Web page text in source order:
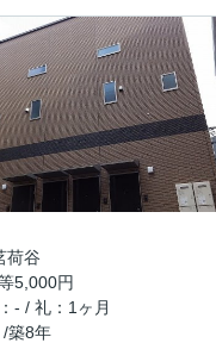
荷谷
5,000円
- / 礼：1ヶ月
築8年